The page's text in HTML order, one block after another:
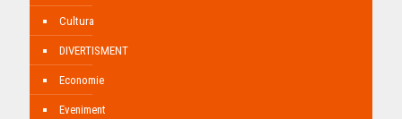
Cultura
DIVERTISMENT
Economie
Eveniment